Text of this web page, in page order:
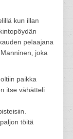
kun illan
pelaajana
joka
paikka
itse vähätteli
töitä